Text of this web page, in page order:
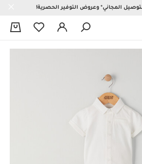
المجاني* وعروض التوفير الحصرية!